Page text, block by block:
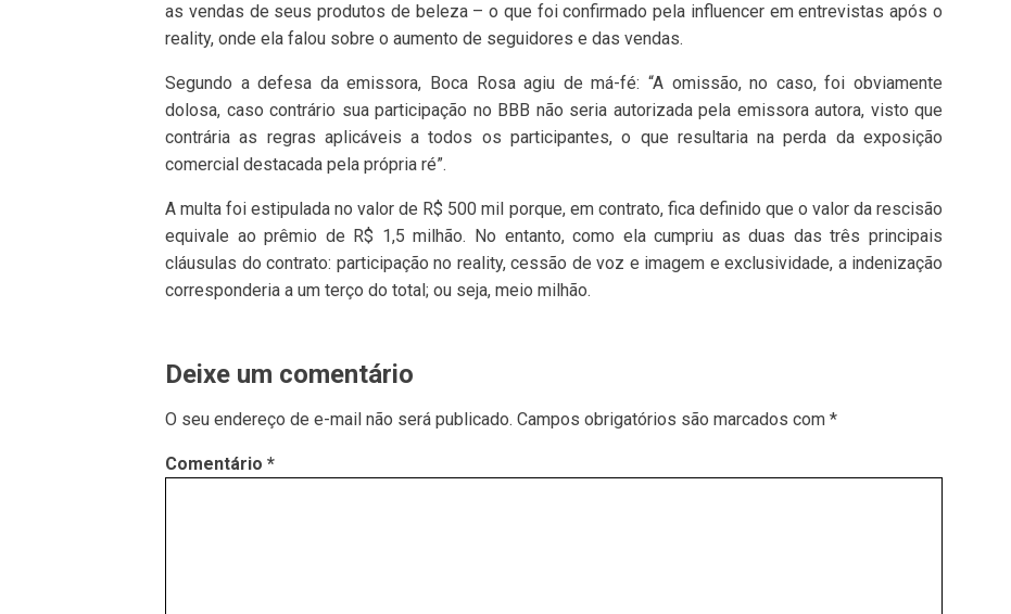
as vendas de seus produtos de beleza – o que foi confirmado pela influencer em entrevistas após o
reality, onde ela falou sobre o aumento de seguidores e das vendas.
Segundo a defesa da emissora, Boca Rosa agiu de má-fé: “A omissão, no caso, foi obviamente
dolosa, caso contrário sua participação no BBB não seria autorizada pela emissora autora, visto que
contrária as regras aplicáveis a todos os participantes, o que resultaria na perda da exposição
comercial destacada pela própria ré”.
A multa foi estipulada no valor de R$ 500 mil porque, em contrato, fica definido que o valor da rescisão
equivale ao prêmio de R$ 1,5 milhão. No entanto, como ela cumpriu as duas das três principais
cláusulas do contrato: participação no reality, cessão de voz e imagem e exclusividade, a indenização
corresponderia a um terço do total; ou seja, meio milhão.
Deixe um comentário
O seu endereço de e-mail não será publicado. Campos obrigatórios são marcados com *
Comentário *